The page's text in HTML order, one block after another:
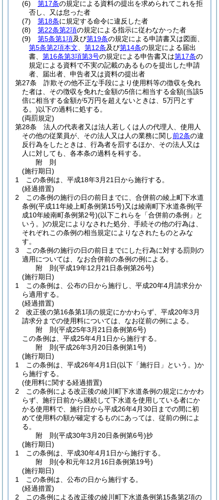
(6)
第17条の規定による資料の提出を求められてこれを拒
否し、又は怠った者
(7)
第18条に規定する命令に違反した者
(8)
第22条第2項の規定による指示に従わなかった者
(9)
第5条第1項及び第19条の規定による申請書又は図面、
第5条第2項本文
第12条及び第14条の規定による届出
書、 第16条第3項第3号の規定による申告書又は第17条の
規定による資料で不実の記載のあるものを提出した申請
者、届出者、申告者又は資料の提出者
第27条
詐欺その他不正な手段により使用料等の徴収を免れ
た者は、その徴収を免れた金額の5倍に相当する金額(当該5
倍に相当する金額が5万円を超えないときは、5万円とす
る。)以下の過料に処する。
(両罰規定)
第28条
法人の代表者又は法人若しくは人の代理人、使用人
その他の従業員が、その法人又は人の業務に関し前2条の違
反行為をしたときは、行為者を罰するほか、その法人又は
人に対しても、各本条の過料を科する。
附 則
(施行期日)
1
この条例は、平成18年3月21日から施行する。
(経過措置)
2
この条例の施行の日の前日までに、合併前の綾上町下水道
条例(平成11年綾上町条例第15号)又は綾南町下水道条例(平
成10年綾南町条例第2号)(以下これらを「合併前の条例」と
いう。)の規定によりなされた処分、手続その他の行為は、
それぞれこの条例の相当規定によりなされたものとみな
す。
3
この条例の施行の日の前日までにした行為に対する罰則の
適用については、なお合併前の条例の例による。
附 則(平成19年12月21日条例第26号)
(施行期日)
1
この条例は、公布の日から施行し、平成20年4月請求分か
ら適用する。
(経過措置)
2
改正後の第16条第1項の規定にかかわらず、平成20年3月
請求分までの使用料については、なお従前の例による。
附 則(平成25年3月21日条例第6号)
この条例は、平成25年4月1日から施行する。
附 則(平成26年3月20日条例第1号)
(施行期日)
1
この条例は、平成26年4月1日(以下「施行日」という。)か
ら施行する。
(使用料に関する経過措置)
2
この条例による改正後の綾川町下水道条例の規定にかかわ
らず、施行日前から継続して下水道を使用している者にか
かる使用料で、施行日から平成26年4月30日までの間に初
めて使用料の額が確定するものにあっては、従前の例によ
る。
附 則(平成30年3月20日条例第6号)抄
(施行期日)
1
この条例は、平成30年4月1日から施行する。
附 則(令和元年12月16日条例第19号)
(施行期日)
1
この条例は、公布の日から施行する。
(経過措置)
2
この条例による改正後の綾川町下水道条例第15条第2項の